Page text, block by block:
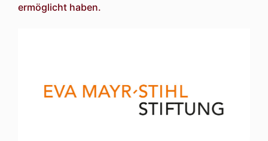
ermöglicht haben.